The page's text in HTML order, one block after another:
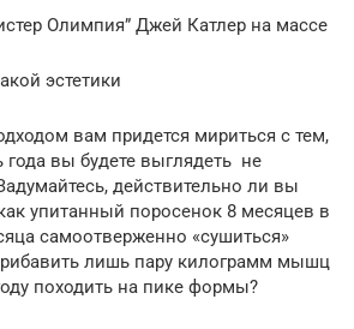
Олимпия” Джей Катлер на массе
эстетики
вам придется мириться с тем,
года вы будете выглядеть не
действительно ли вы
упитанный поросенок 8 месяцев в
самоотверженно «сушиться»
лишь пару килограмм мышц
походить на пике формы?